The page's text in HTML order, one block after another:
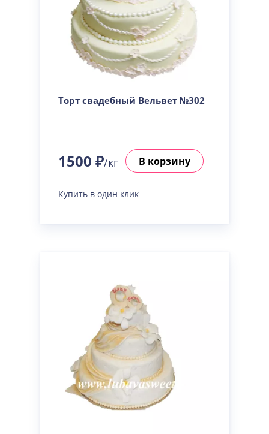
Торт свадебный Вельвет №302
1500 ₽/кг В корзину
Купить в один клик